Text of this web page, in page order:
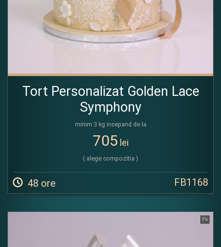
Tort Personalizat Golden Lace
Symphony
minim 3 kg incepand de la
705 lei
( alege compozitia )
48 ore FB1168
Fb